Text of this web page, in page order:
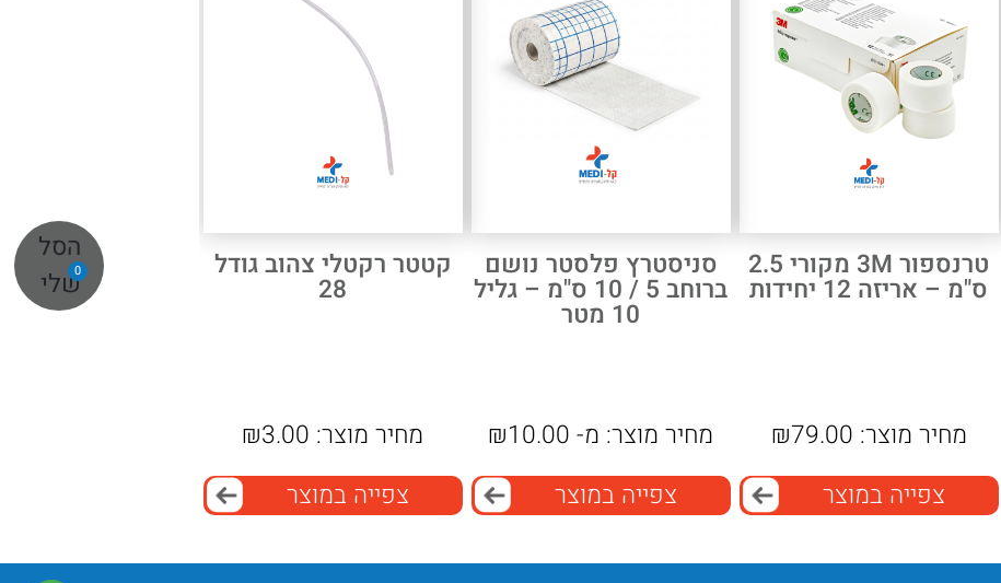
0
הסל
שלי
טרנספור 3M מקורי 2.5
ס"מ – אריזה 12 יחידות
מחיר מוצר: ₪79.00
צפייה במוצר
סניסטרץ פלסטר נושם
ברוחב 5 / 10 ס"מ – גליל
10 מטר
מחיר מוצר: מ- ₪10.00
צפייה במוצר
קטטר רקטלי צהוב גודל
28
מחיר מוצר: ₪3.00
צפייה במוצר